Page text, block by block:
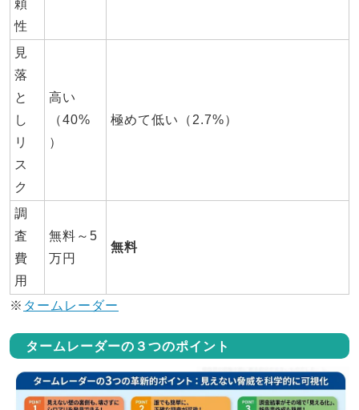
頼
性
見
落
と
し
リ
ス
ク
高い
（40%
）
極めて低い（2.7%）
調
査
費
用
無料～5
万円
無料
※ タームレーダー
タームレーダーの３つのポイント